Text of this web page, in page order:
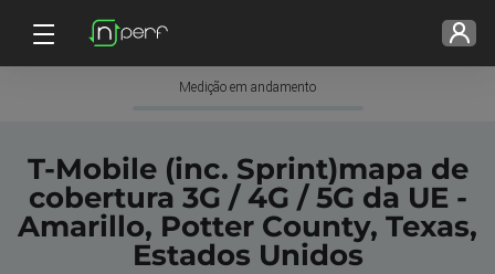
Medição em andamento
T-Mobile (inc. Sprint)mapa de
cobertura 3G / 4G / 5G da UE -
Amarillo, Potter County, Texas,
Estados Unidos